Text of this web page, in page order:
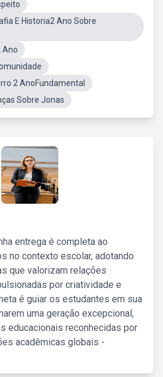
E Historia2 Ano Sobre
Ano
2 AnoFundamental
Sobre Jonas
entrega é completa ao
no contexto escolar, adotando
que valorizam relações
por criatividade e
é guiar os estudantes em sua
uma geração excepcional,
educacionais reconhecidas por
acadêmicas globais -